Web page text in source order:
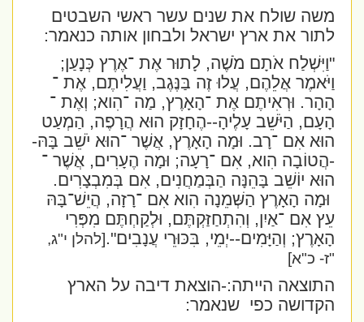
משה שולח את שנים עשר ראשי השבטים
לתור את ארץ ישראל ולבחון אותה כנאמר:
"וַיִּשְׁלַח אֹתָם מֹשֶׁה, לָתוּר אֶת ־אֶרֶץ כְּנָעַן;
וַיֹּאמֶר אֲלֵהֶם, עֲלוּ זֶה בַּנֶּגֶב, וַעֲלִיתֶם, אֶת ־
הָהָר. וּרְאִיתֶם אֶת ־הָאָרֶץ, מַה ־הִוא; וְאֶת ־
הָעָם, הַיֹּשֵׁב עָלֶיהָ--הֶחָזָק הוּא הֲרָפֶה, הַמְעַט
הוּא אִם ־רָב. וּמָה הָאָרֶץ, אֲשֶׁר ־הוּא יֹשֵׁב בָּהּ-
-הֲטוֹבָה הִוא, אִם ־רָעָה; וּמָה הֶעָרִים, אֲשֶׁר ־
הוּא יוֹשֵׁב בָּהֵנָּה הַבְּמַחֲנִים, אִם בְּמִבְצָרִים.
וּמָה הָאָרֶץ הַשְּׁמֵנָה הִוא אִם ־רָזָה, הֲיֵשׁ־בָּהּ
עֵץ אִם ־אַיִן, וְהִתְחַזַּקְתֶּם, וּלְקַחְתֶּם מִפְּרִי
הָאָרֶץ; וְהַיָּמִים--יְמֵי, בִּכּוּרֵי עֲנָבִים".[להלן י"ג,
"ז- כ"א]
התוצאה הייתה:-הוצאת דיבה על הארץ
הקדושה כפי שנאמר: